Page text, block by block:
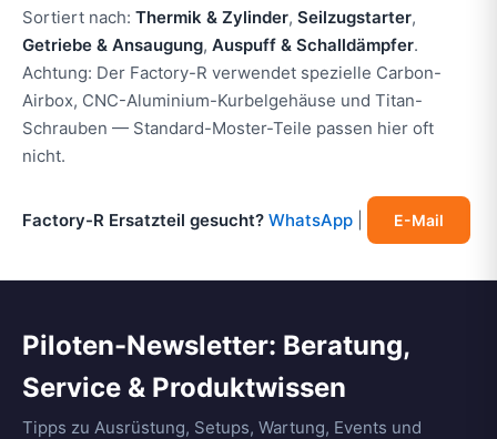
Sortiert nach: Thermik & Zylinder, Seilzugstarter,
Getriebe & Ansaugung, Auspuff & Schalldämpfer.
Achtung: Der Factory-R verwendet spezielle Carbon-
Airbox, CNC-Aluminium-Kurbelgehäuse und Titan-
Schrauben — Standard-Moster-Teile passen hier oft
nicht.
Factory-R Ersatzteil gesucht? WhatsApp E-Mail
Piloten-Newsletter: Beratung,
Service & Produktwissen
Tipps zu Ausrüstung, Setups, Wartung, Events und